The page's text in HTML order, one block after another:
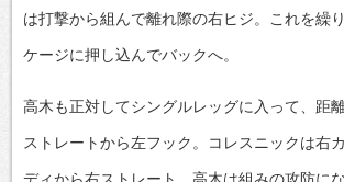
は打撃から組んで離れ際の右ヒジ。これを繰
ケージに押し込んでバックへ。
高木も正対してシングルレッグに入って、距
ストレートから左フック。コレスニックは右
ディから右ストレート。高木は組みの攻防に